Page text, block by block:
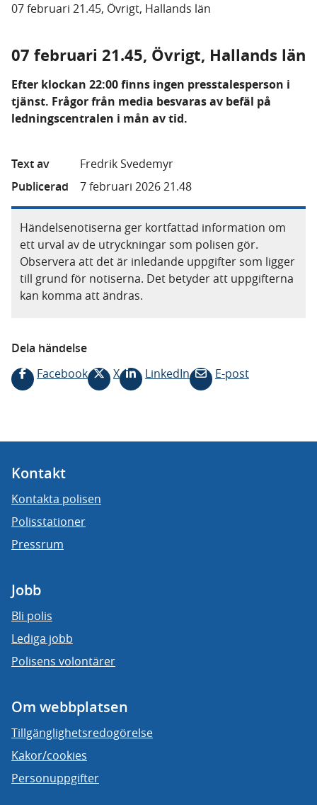
07 februari 21.45, Övrigt, Hallands län
07 februari 21.45, Övrigt, Hallands län
Efter klockan 22:00 finns ingen presstalesperson i
tjänst. Frågor från media besvaras av befäl på
ledningscentralen i mån av tid.
Text av
Fredrik Svedemyr
Publicerad
7 februari 2026 21.48
Händelsenotiserna ger kortfattad information om
ett urval av de utryckningar som polisen gör.
Observera att det är inledande uppgifter som ligger
till grund för notiserna. Det betyder att uppgifterna
kan komma att ändras.
Dela händelse
Facebook
X LinkedIn E-post
Kontakt
Kontakta polisen
Polisstationer
Pressrum
Jobb
Bli polis
Lediga jobb
Polisens volontärer
Om webbplatsen
Tillgänglighetsredogörelse
Kakor/cookies
Personuppgifter